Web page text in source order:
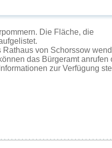
Die Fläche, die
von Schorssow
das Bürgeramt anrufen
zur Verfügung